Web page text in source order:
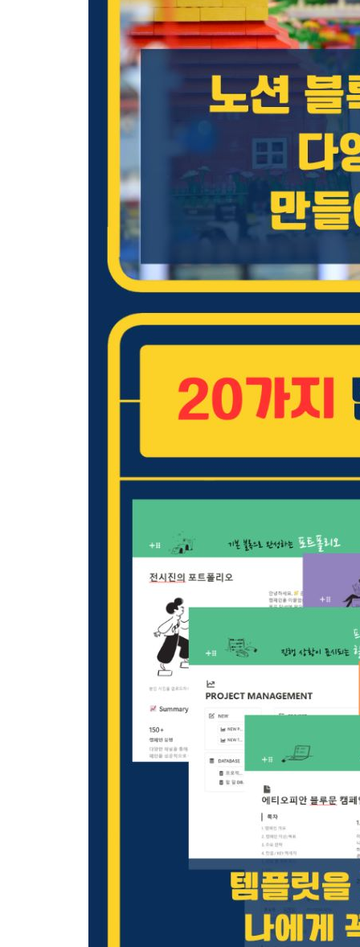
05 수집한 정보를 관리하는 오늘 읽은 콘텐츠 221
__자료 수집을 위한 데이터베이스 구조화하기 222
__이번 주 수집 자료 리스트와 카테고리 섬네일 만
__4개의 데이터 페이지에서 링크된 데이터베이스
__카테고리별 이번 주 수집 자료 배치하기 233
01 관계형 & 롤업 기능 파악하기 238
__관계형 데이터베이스 이해하기 238
__롤업 유형 이해하기 239
__관계형과 롤업 유형의 기본 사용 방법 익히기 240
__2개의 데이터베이스 구조화하기 247
__관계형과 롤업으로 데이터베이스 연결하기 250
03 진행 상황이 표시되는 프로젝트 & 할 일 관리
__관계형과 롤업으로 데이터베이스 연결하기 262
__노션의 버튼 블록으로 자동화하기 266
04 보기 탭으로 구분해서 관리하는 고객 상담 일지
__원본 데이터베이스 구조화하기 276
__관계형으로 데이터베이스 연결하기 279
__메인 페이지 구성 및 링크된 데이터베이스 배치
__링크된 데이터베이스에 다른 데이터베이스 추가
__상담 정보가 자동으로 표시되는 데이터용 템플
__버튼 블록으로 자동화하기 290
05 3개의 데이터베이스가 연결된 성과 평가표 292
__데이터베이스 구성하기 293
__관계형과 롤업으로 데이터베이스로 연결하기
__직원별 평가 결과 데이터용 템플릿 만들기 301
[CHAPTER 06 노션 수식으로 데이터베이스 활용
01 노션 수식 간단히 알고 가기 308
__텍스트 관련 수식 사용하기 310
__숫자 관련 수식 사용하기 311
__날짜 관련 수식 사용하기 312
__조건을 지정한 수식 사용하기 314